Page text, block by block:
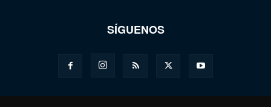
SÍGUENOS